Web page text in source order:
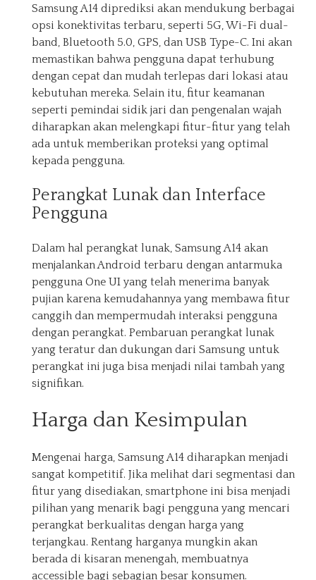
Samsung A14 diprediksi akan mendukung berbagai
opsi konektivitas terbaru, seperti 5G, Wi-Fi dual-
band, Bluetooth 5.0, GPS, dan USB Type-C. Ini akan
memastikan bahwa pengguna dapat terhubung
dengan cepat dan mudah terlepas dari lokasi atau
kebutuhan mereka. Selain itu, fitur keamanan
seperti pemindai sidik jari dan pengenalan wajah
diharapkan akan melengkapi fitur-fitur yang telah
ada untuk memberikan proteksi yang optimal
kepada pengguna.
Perangkat Lunak dan Interface
Pengguna
Dalam hal perangkat lunak, Samsung A14 akan
menjalankan Android terbaru dengan antarmuka
pengguna One UI yang telah menerima banyak
pujian karena kemudahannya yang membawa fitur
canggih dan mempermudah interaksi pengguna
dengan perangkat. Pembaruan perangkat lunak
yang teratur dan dukungan dari Samsung untuk
perangkat ini juga bisa menjadi nilai tambah yang
signifikan.
Harga dan Kesimpulan
Mengenai harga, Samsung A14 diharapkan menjadi
sangat kompetitif. Jika melihat dari segmentasi dan
fitur yang disediakan, smartphone ini bisa menjadi
pilihan yang menarik bagi pengguna yang mencari
perangkat berkualitas dengan harga yang
terjangkau. Rentang harganya mungkin akan
berada di kisaran menengah, membuatnya
accessible bagi sebagian besar konsumen.